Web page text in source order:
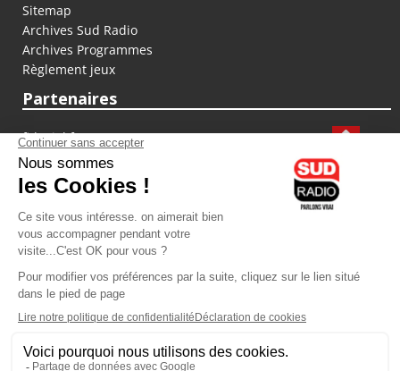
Sitemap
Archives Sud Radio
Archives Programmes
Règlement jeux
Partenaires
fiducial.fr
lyoncapitale.fr
olympique-et-lyonnais.com
L'application Iphone / Android
Téléchargez l'application
Les cookies
Gestion des cookies